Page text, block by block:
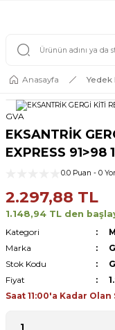
2 - 4
Anasayfa Yedek
GVA
EKSANTRİK
EXPRESS 91>98
0.0 Puan - 0
2.297,88 TL
1.148,94 TL den
Kategori
Marka
Stok Kodu
Fiyat
Saat 11:00'a Kadar